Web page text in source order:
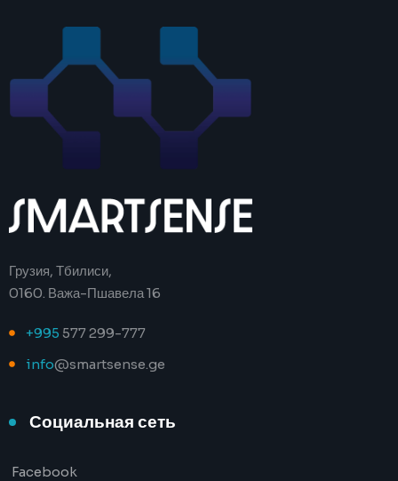
Грузия, Тбилиси,
0160. Важа-Пшавела 16
+995 577 299-777
info@smartsense.ge
Социальная сеть
Facebook